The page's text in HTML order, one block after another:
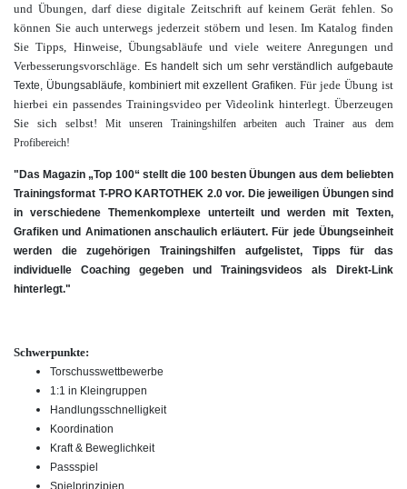
und Übungen, darf diese digitale Zeitschrift auf keinem Gerät fehlen. So
können Sie auch unterwegs jederzeit stöbern und lesen. Im Katalog finden
Sie Tipps, Hinweise, Übungsabläufe und viele weitere Anregungen und
Verbesserungsvorschläge.
Es handelt sich um sehr verständlich aufgebaute
Texte, Übungsabläufe, kombiniert mit exzellent Grafiken. Für jede Übung ist
hierbei ein passendes Trainingsvideo per Videolink hinterlegt. Überzeugen
Sie sich selbst! Mit unseren Trainingshilfen arbeiten auch Trainer aus dem
Profibereich!
"Das Magazin „Top 100“ stellt die 100 besten Übungen aus dem beliebten
Trainingsformat T-PRO KARTOTHEK 2.0 vor. Die jeweiligen Übungen sind
in verschiedene Themenkomplexe unterteilt und werden mit Texten,
Grafiken und Animationen anschaulich erläutert. Für jede Übungseinheit
werden die zugehörigen Trainingshilfen aufgelistet, Tipps für das
individuelle Coaching gegeben und Trainingsvideos als Direkt-Link
hinterlegt."
Schwerpunkte:
Torschusswettbewerbe
1:1 in Kleingruppen
Handlungsschnelligkeit
Koordination
Kraft & Beweglichkeit
Passspiel
Spielprinzipien